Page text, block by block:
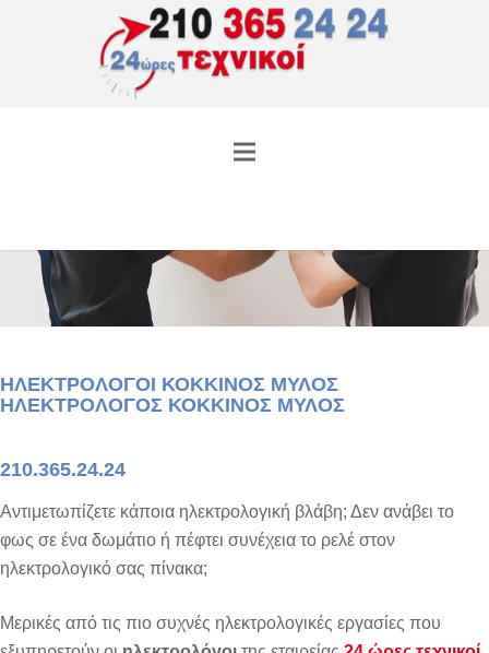
ΗΛΕΚΤΡΟΛΟΓΟΙ ΚΟΚΚΙΝΟΣ ΜΥΛΟΣ
ΗΛΕΚΤΡΟΛΟΓΟΣ ΚΟΚΚΙΝΟΣ ΜΥΛΟΣ
210.365.24.24
Αντιμετωπίζετε κάποια ηλεκτρολογική βλάβη; Δεν ανάβει το
φως σε ένα δωμάτιο ή πέφτει συνέχεια το ρελέ στον
ηλεκτρολογικό σας πίνακα;
Μερικές από τις πιο συχνές ηλεκτρολογικές εργασίες που